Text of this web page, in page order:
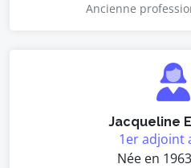
Ancienne
Jacqueline
1er adjoint
Née en